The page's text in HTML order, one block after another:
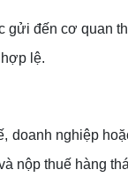
gửi đến cơ quan
lệ.
doanh nghiệp
nộp thuế hàng